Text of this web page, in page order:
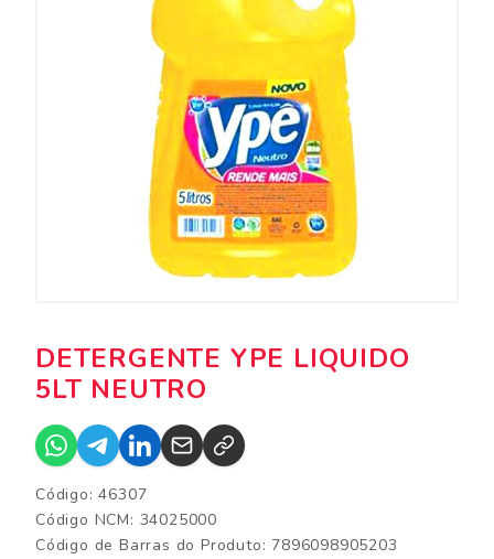
DETERGENTE YPE LIQUIDO
5LT NEUTRO
Código: 46307
Código NCM: 34025000
Código de Barras do Produto: 7896098905203